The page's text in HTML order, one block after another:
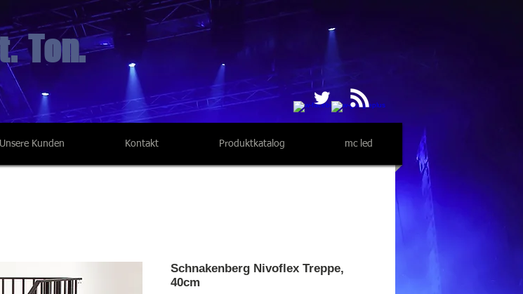
Unsere Kunden Kontakt Produktkatalog mc led
Ton.
Schnakenberg Nivoflex Treppe,
40cm